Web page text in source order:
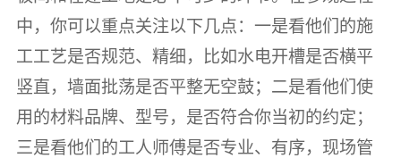
中，你可以重点关注以下几点：一是看他们的施
工工艺是否规范、精细，比如水电开槽是否横平
竖直，墙面批荡是否平整无空鼓；二是看他们使
用的材料品牌、型号，是否符合你当初的约定；
三是看他们的工人师傅是否专业、有序，现场管